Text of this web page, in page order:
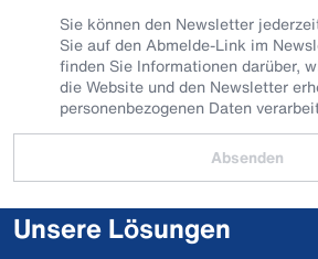
Sie können den Newsletter
Sie auf den Abmelde-Link im
finden Sie Informationen darüber,
die Website und den Newsletter
personenbezogenen Daten
Absenden
Unsere Lösungen